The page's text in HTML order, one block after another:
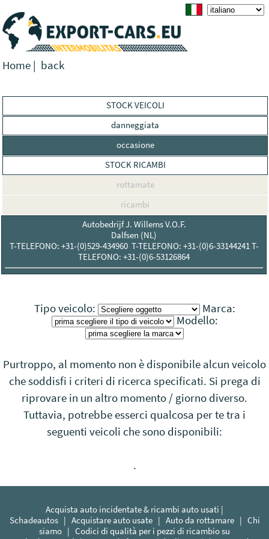
Home | back
STOCK VEICOLI
danneggiata
occasione
STOCK RICAMBI
rottamate
ricambi
Autobedrijf J. Willems V.O.F.
Dalfsen (NL)
T-TELEFONO: +31-(0)529-434960 T-TELEFONO: +31-(0)6-33144241 T-
TELEFONO: +31-(0)6-53126864
Visitare il profilo dell’azienda
Tipo veicolo:
Marca:
Modello:
Purtroppo, al momento non è disponibile alcun veicolo
che soddisfi i criteri di ricerca specificati. Si prega di
riprovare in un altro momento / giorno diverso.
Tuttavia, potrebbe esserci qualcosa per te tra i
seguenti veicoli che sono disponibili:
.
Acquista auto incidentate & ricambi auto usati |
Schadeautos| Acquistare auto usate| Auto da rottamare| Chi
siamo | Codici di qualità per i pezzi di ricambio su